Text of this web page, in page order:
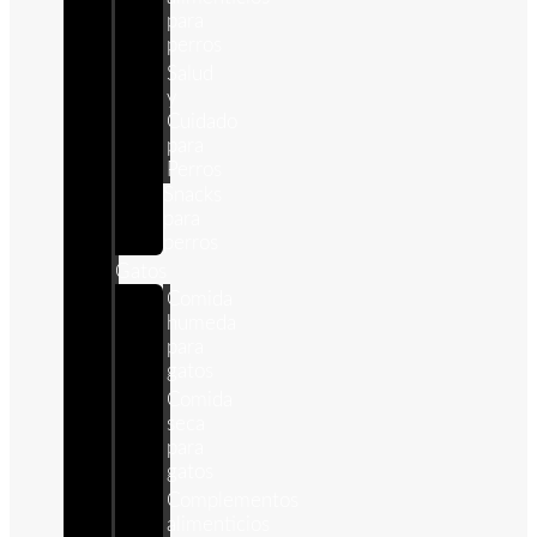
para
perros
Salud
y
Cuidado
para
Perros
Gatos
Comida
humeda
para
gatos
Comida
seca
para
gatos
Complementos
alimenticios